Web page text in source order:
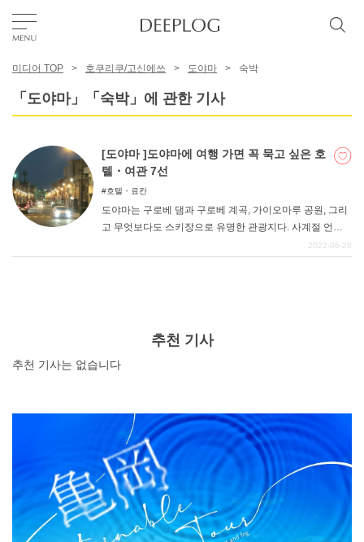
에리어
문의
회사개요
여행작가 모집
미디어 TOP 호쿠리쿠/고신에쓰 도야마 숙박
「도야마」「숙박」에 관한 기사
[도야마 ]도야마에 여행 가면 꼭 묵고 싶은 호
텔・여관 7선
호텔・료칸
도야마는 구로베 댐과 구로베 계곡, 가이오마루 공원, 그리
고 무엇보다도 스키장으로 유명한 관광지다. 사계절 언제
방문해도 새로운 발견이 있는 도야마현에서 숙박한다면 추
2022-06-28
추천 기사
추천 기사는 없습니다